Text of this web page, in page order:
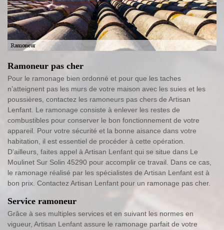
Ramoneur pas cher
Pour le ramonage bien ordonné et pour que les taches
n’atteignent pas les murs de votre maison avec les suies et les
poussières, contactez les ramoneurs pas chers de Artisan
Lenfant. Le ramonage consiste à enlever les restes de
combustibles pour conserver le bon fonctionnement de votre
appareil. Pour votre sécurité et la bonne aisance dans votre
habitation, il est essentiel de procéder à cette opération.
D’ailleurs, faites appel à Artisan Lenfant qui se situe dans Le
Moulinet Sur Solin 45290 pour accomplir ce travail. Dans ce cas,
le ramonage réalisé par les spécialistes de Artisan Lenfant est à
bon prix. Contactez Artisan Lenfant pour un ramonage pas cher.
Service ramoneur
Grâce à ses multiples services et en suivant les normes en
vigueur, Artisan Lenfant assure le ramonage parfait de votre